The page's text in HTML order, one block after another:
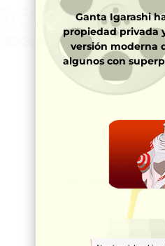
Ganta Igarashi
propiedad privada
versión moderna
algunos con